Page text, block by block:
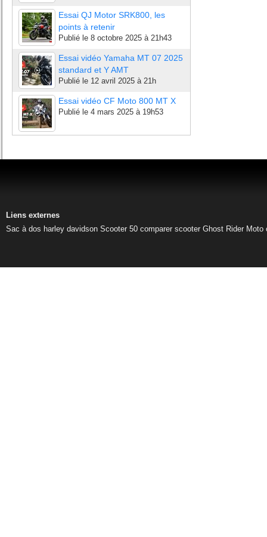
Essai QJ Motor SRK800, les
points à retenir
Publié le 8 octobre 2025 à 21h43
Essai vidéo Yamaha MT 07 2025
standard et Y AMT
Publié le 12 avril 2025 à 21h
Essai vidéo CF Moto 800 MT X
Publié le 4 mars 2025 à 19h53
Liens externes
Sac à dos harley davidson Scooter 50 comparer scooter Ghost Rider Moto